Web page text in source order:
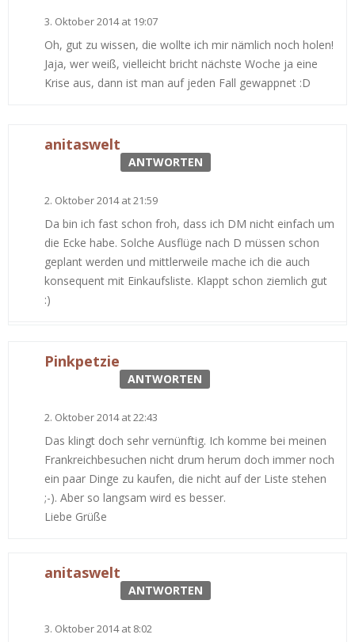
3. Oktober 2014 at 19:07
Oh, gut zu wissen, die wollte ich mir nämlich noch holen!
Jaja, wer weiß, vielleicht bricht nächste Woche ja eine
Krise aus, dann ist man auf jeden Fall gewappnet :D
anitaswelt
ANTWORTEN
2. Oktober 2014 at 21:59
Da bin ich fast schon froh, dass ich DM nicht einfach um
die Ecke habe. Solche Ausflüge nach D müssen schon
geplant werden und mittlerweile mache ich die auch
konsequent mit Einkaufsliste. Klappt schon ziemlich gut
:)
Pinkpetzie
ANTWORTEN
2. Oktober 2014 at 22:43
Das klingt doch sehr vernünftig. Ich komme bei meinen
Frankreichbesuchen nicht drum herum doch immer noch
ein paar Dinge zu kaufen, die nicht auf der Liste stehen
;-). Aber so langsam wird es besser.
Liebe Grüße
anitaswelt
ANTWORTEN
3. Oktober 2014 at 8:02